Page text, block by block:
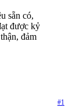
sẵn có,
được kỷ
đảm
#1